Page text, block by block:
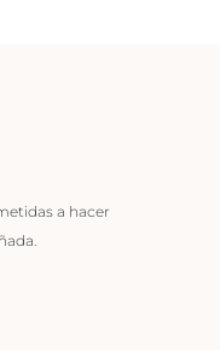
a hacer